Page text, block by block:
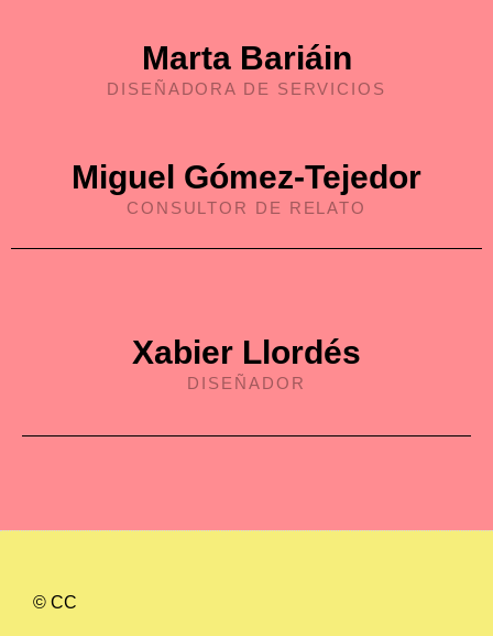
Marta Bariáin
DISEÑADORA DE SERVICIOS
Miguel Gómez-Tejedor
CONSULTOR DE RELATO
Xabier Llordés
DISEÑADOR
© CC